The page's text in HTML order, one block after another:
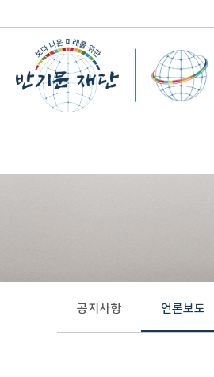
공지사항 언론보도